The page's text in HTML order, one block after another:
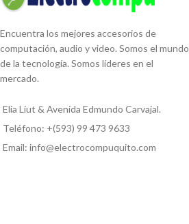
Encuentra los mejores accesorios de
computación, audio y video. Somos el mundo
de la tecnología. Somos líderes en el
mercado.
Elia Liut & Avenida Edmundo Carvajal.
Teléfono: +(593) 99 473 9633
Email: info@electrocompuquito.com